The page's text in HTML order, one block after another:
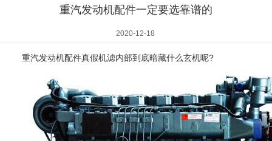
重汽发动机配件一定要选靠谱的
2020-12-18
重汽发动机配件真假机滤内部到底暗藏什么玄机呢?